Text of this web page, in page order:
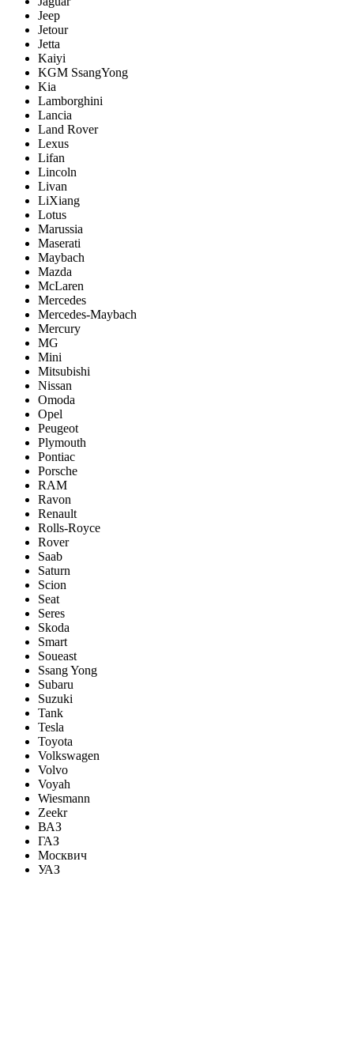
Jeep
Jetour
Jetta
Kaiyi
KGM SsangYong
Kia
Lamborghini
Lancia
Land Rover
Lexus
Lifan
Lincoln
Livan
LiXiang
Lotus
Marussia
Maserati
Maybach
Mazda
McLaren
Mercedes
Mercedes-Maybach
Mercury
MG
Mini
Mitsubishi
Nissan
Omoda
Opel
Peugeot
Plymouth
Pontiac
Porsche
RAM
Ravon
Renault
Rolls-Royce
Rover
Saab
Saturn
Scion
Seat
Seres
Skoda
Smart
Soueast
Ssang Yong
Subaru
Suzuki
Tank
Tesla
Toyota
Volkswagen
Volvo
Voyah
Wiesmann
Zeekr
ВАЗ
ГАЗ
Москвич
УАЗ